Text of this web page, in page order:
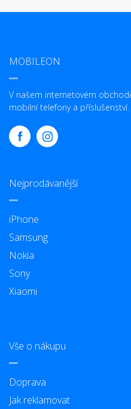
MOBILEON
V našem internetovém
mobilní telefony a příslušenství.
Nejprodávanější
iPhone
Samsung
Nokia
Sony
Xiaomi
Vše o nákupu
Doprava
Jak reklamovat